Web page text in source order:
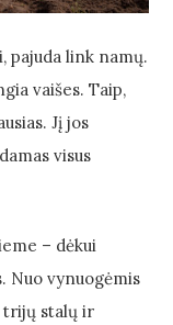
pajuda link namų.
vaišes. Taip,
Jį jos
visus
– dėkui
Nuo vynuogėmis
trijų stalų ir